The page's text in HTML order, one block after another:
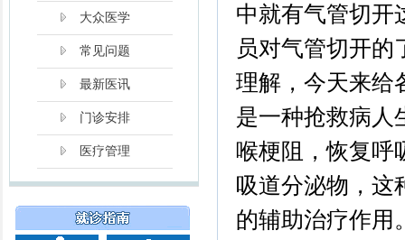
大众医学
常见问题
最新医讯
门诊安排
医疗管理
中就有气管切开
员对气管切开的
理解，今天来给
是一种抢救病人
喉梗阻，恢复呼
吸道分泌物，这
的辅助治疗作用